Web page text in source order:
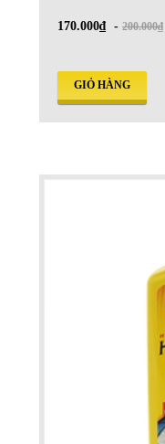
170.000₫ - 200.000₫
GIỎ HÀNG